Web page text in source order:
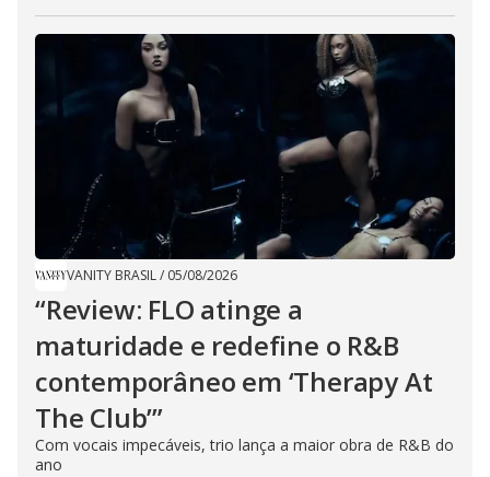
VANITY BRASIL/ 05/08/2026
“Review: FLO atinge a
maturidade e redefine o R&B
contemporâneo em ‘Therapy At
The Club’”
Com vocais impecáveis, trio lança a maior obra de R&B do
ano